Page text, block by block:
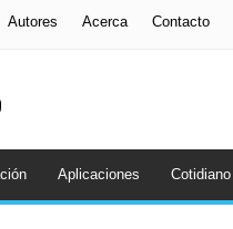
Autores Acerca Contacto
Aplicaciones Cotidiano